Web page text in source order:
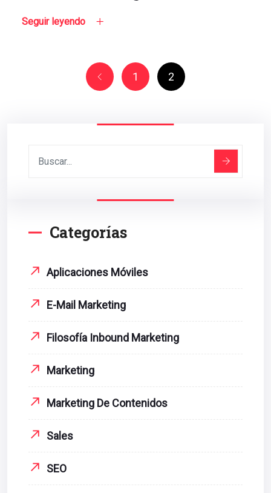
Seguir leyendo
1 2
Categorías
Aplicaciones Móviles
E-Mail Marketing
Filosofía Inbound Marketing
Marketing
Marketing De Contenidos
Sales
SEO